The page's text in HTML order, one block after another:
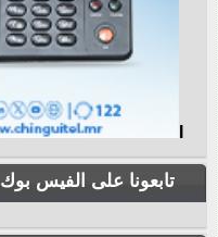
تابعونا على الفيس بوك